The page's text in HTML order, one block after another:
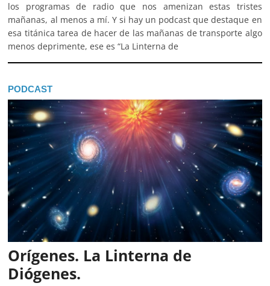
los programas de radio que nos amenizan estas tristes
mañanas, al menos a mí. Y si hay un podcast que destaque en
esa titánica tarea de hacer de las mañanas de transporte algo
menos deprimente, ese es “La Linterna de
PODCAST
Orígenes. La Linterna de
Diógenes.